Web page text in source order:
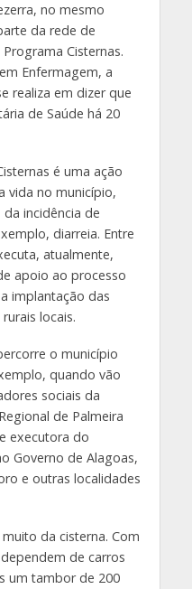
no mesmo
da rede de
Cisternas.
Enfermagem, a
realiza em dizer que
de Saúde há 20
é uma ação
vida no município,
incidência de
diarreia. Entre
atualmente,
apoio ao processo
implantação das
locais.
o município
quando vão
sociais da
de Palmeira
executora do
Governo de Alagoas,
e outras localidades
da cisterna. Com
de carros
um tambor de 200